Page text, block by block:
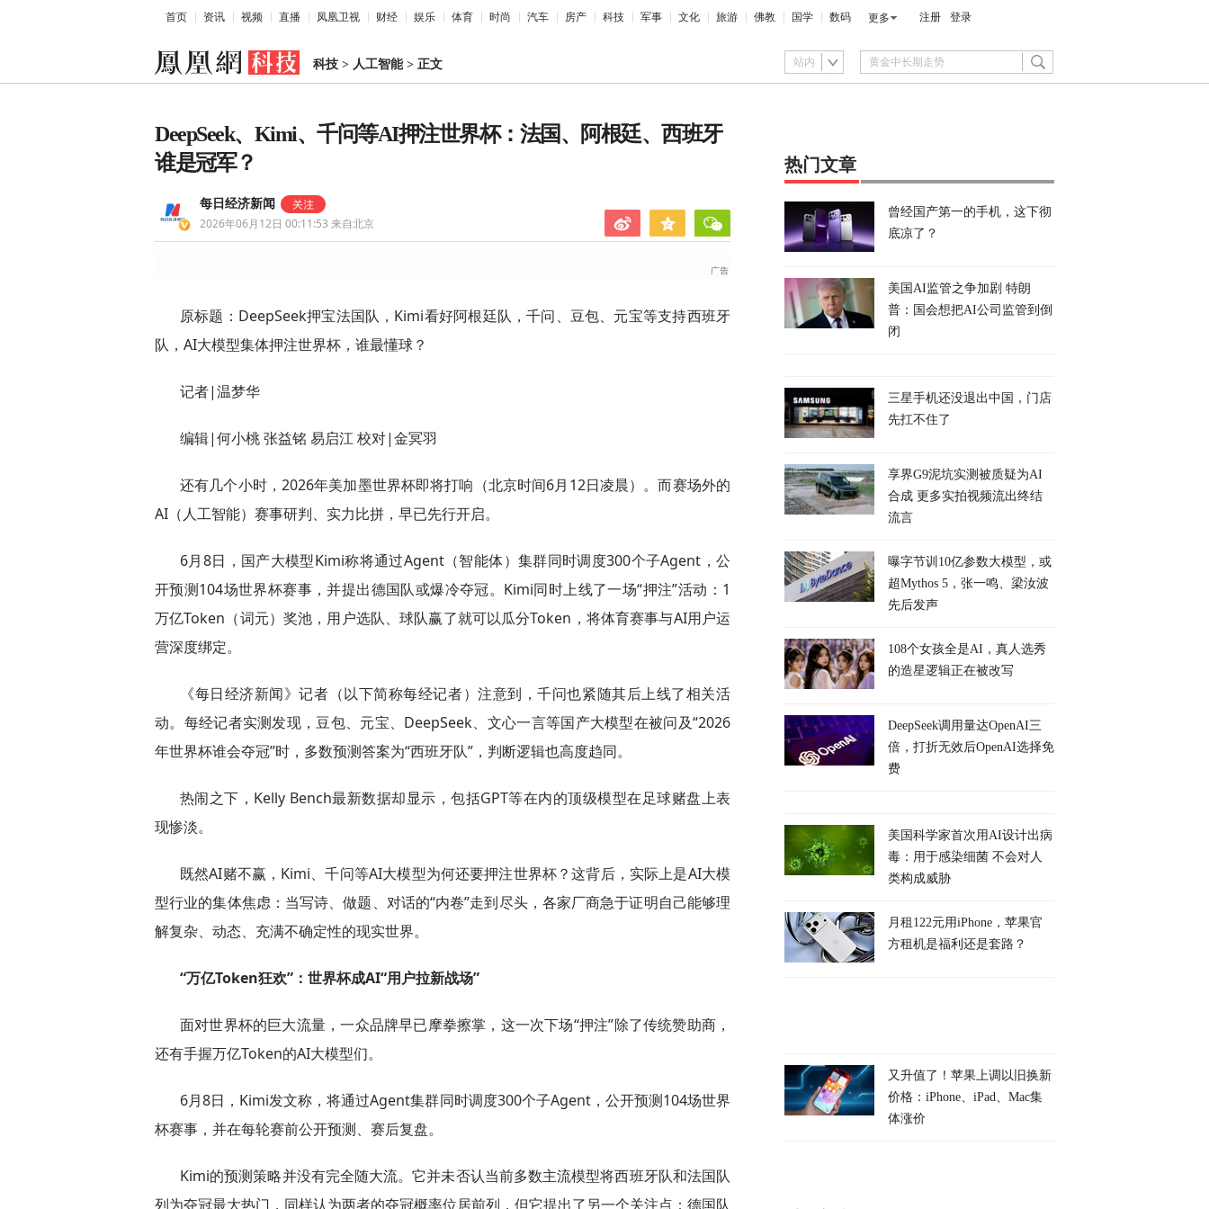
首页 资讯 视频 直播 凤凰卫视 财经 娱乐 体育 时尚 汽车 房产 科技 军事 文化 旅游 佛教 国学 数码 更多 注册 登录
科技 > 人工智能> 正文 站内
DeepSeek、Kimi、千问等AI押注世界杯：法国、阿根廷、西班牙
谁是冠军？
每日经济新闻
2026年06月12日 00:11:53 来自北京
原标题：DeepSeek押宝法国队，Kimi看好阿根廷队，千问、豆包、元宝等支持西班牙
队，AI大模型集体押注世界杯，谁最懂球？
记者|温梦华
编辑|何小桃 张益铭 易启江 校对|金冥羽
还有几个小时，2026年美加墨世界杯即将打响（北京时间6月12日凌晨）。而赛场外的
AI（人工智能）赛事研判、实力比拼，早已先行开启。
6月8日，国产大模型Kimi称将通过Agent（智能体）集群同时调度300个子Agent，公
开预测104场世界杯赛事，并提出德国队或爆冷夺冠。Kimi同时上线了一场“押注”活动：1
万亿Token（词元）奖池，用户选队、球队赢了就可以瓜分Token，将体育赛事与AI用户运
营深度绑定。
《每日经济新闻》记者（以下简称每经记者）注意到，千问也紧随其后上线了相关活
动。每经记者实测发现，豆包、元宝、DeepSeek、文心一言等国产大模型在被问及“2026
年世界杯谁会夺冠”时，多数预测答案为“西班牙队”，判断逻辑也高度趋同。
热闹之下，Kelly Bench最新数据却显示，包括GPT等在内的顶级模型在足球赌盘上表
现惨淡。
既然AI赌不赢，Kimi、千问等AI大模型为何还要押注世界杯？这背后，实际上是AI大模
型行业的集体焦虑：当写诗、做题、对话的“内卷”走到尽头，各家厂商急于证明自己能够理
解复杂、动态、充满不确定性的现实世界。
“万亿Token狂欢”：世界杯成AI“用户拉新战场”
面对世界杯的巨大流量，一众品牌早已摩拳擦掌，这一次下场“押注”除了传统赞助商，
还有手握万亿Token的AI大模型们。
6月8日，Kimi发文称，将通过Agent集群同时调度300个子Agent，公开预测104场世界
杯赛事，并在每轮赛前公开预测、赛后复盘。
Kimi的预测策略并没有完全随大流。它并未否认当前多数主流模型将西班牙队和法国队
列为夺冠最大热门，同样认为两者的夺冠概率位居前列，但它提出了另一个关注点：德国队
热门文章
曾经国产第一的手机，这下彻
底凉了？
美国AI监管之争加剧 特朗
普：国会想把AI公司监管到倒
闭
三星手机还没退出中国，门店
先扛不住了
享界G9泥坑实测被质疑为AI
合成 更多实拍视频流出终结
流言
曝字节训10亿参数大模型，或
超Mythos 5，张一鸣、梁汝波
先后发声
108个女孩全是AI，真人选秀
的造星逻辑正在被改写
DeepSeek调用量达OpenAI三
倍，打折无效后OpenAI选择免
费
美国科学家首次用AI设计出病
毒：用于感染细菌 不会对人
类构成威胁
月租122元用iPhone，苹果官
方租机是福利还是套路？
又升值了！苹果上调以旧换新
价格：iPhone、iPad、Mac集
体涨价